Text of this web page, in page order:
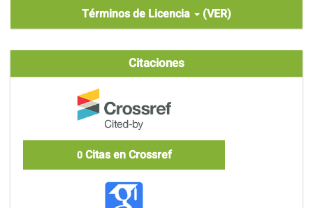
Términos de Licencia
(VER)
Citaciones
0Citas en Crossref